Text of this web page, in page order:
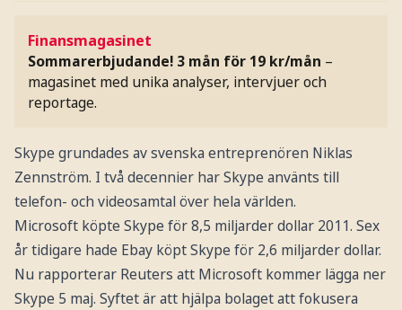
Finansmagasinet
Sommarerbjudande! 3 mån för 19 kr/mån –
magasinet med unika analyser, intervjuer och
reportage.
Skype grundades av svenska entreprenören Niklas
Zennström. I två decennier har Skype använts till
telefon- och videosamtal över hela världen.
Microsoft köpte Skype för 8,5 miljarder dollar 2011. Sex
år tidigare hade Ebay köpt Skype för 2,6 miljarder dollar.
Nu rapporterar Reuters att Microsoft kommer lägga ner
Skype 5 maj. Syftet är att hjälpa bolaget att fokusera